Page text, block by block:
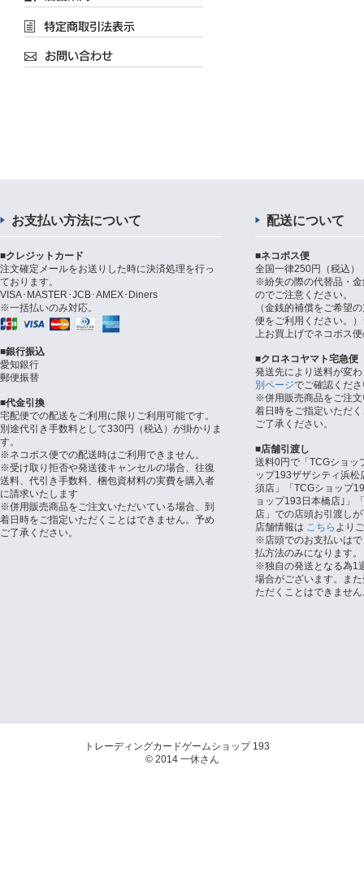
お支払い方法について
■クレジットカード
注文確定メールをお送りした時に決済処理を行っ
ております。
VISA･MASTER･JCB･AMEX･Diners
※一括払いのみ対応。
■銀行振込
愛知銀行
郵便振替
■代金引換
宅配便での配送をご利用に限りご利用可能です。
別途代引き手数料として330円（税込）が掛かりま
す。
※ネコポス便での配送時はご利用できません。
※受け取り拒否や発送後キャンセルの場合、往復
送料、代引き手数料、梱包資材料の実費を購入者
に請求いたします
※併用販売商品をご注文いただいている場合、到
着日時をご指定いただくことはできません。予め
ご了承ください。
配送について
■ネコポス便
全国一律250円（税込）
※紛失の際の代替品・
のでご注意ください。
（金銭的補償をご希望
便をご利用ください。
上お買上げでネコポス
■クロネコヤマト宅急便
発送先により送料が変
別ページでご確認くだ
※併用販売商品をご注
着日時をご指定いただ
ご了承ください。
■店舗引渡し
送料0円で「TCGショッ
ップ193ザザシティ浜
須店」「TCGショップ
ョップ193日本橋店｣」
店」での店頭お引渡し
店舗情報は こちら より
※店頭でのお支払いは
払方法のみになります。
※独自の発送となる為1
場合がございます。ま
ただくことはできませ
トレーディングカードゲームショップ 193
© 2014 一休さん